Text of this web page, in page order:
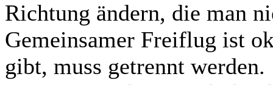
Richtung ändern, die man
Gemeinsamer Freiflug ist
gibt, muss getrennt werden.